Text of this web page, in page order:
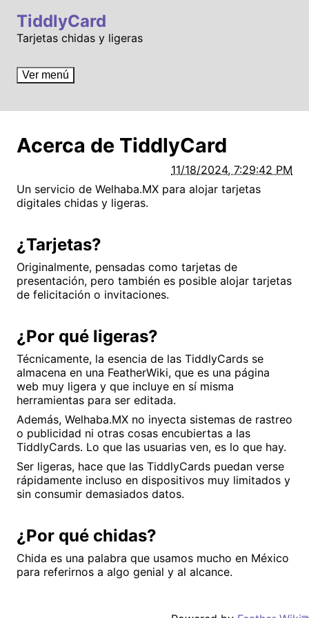
TiddlyCard
Tarjetas chidas y ligeras
Ver menú
Acerca de TiddlyCard
11/18/2024, 7:29:42 PM
Un servicio de Welhaba.MX para alojar tarjetas
digitales chidas y ligeras.
¿Tarjetas?
Originalmente, pensadas como tarjetas de
presentación, pero también es posible alojar tarjetas
de felicitación o invitaciones.
¿Por qué ligeras?
Técnicamente, la esencia de las TiddlyCards se
almacena en una FeatherWiki, que es una página
web muy ligera y que incluye en sí misma
herramientas para ser editada.
Además, Welhaba.MX no inyecta sistemas de rastreo
o publicidad ni otras cosas encubiertas a las
TiddlyCards. Lo que las usuarias ven, es lo que hay.
Ser ligeras, hace que las TiddlyCards puedan verse
rápidamente incluso en dispositivos muy limitados y
sin consumir demasiados datos.
¿Por qué chidas?
Chida es una palabra que usamos mucho en México
para referirnos a algo genial y al alcance.